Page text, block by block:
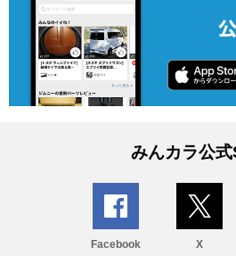
みんカラ公
Facebook X